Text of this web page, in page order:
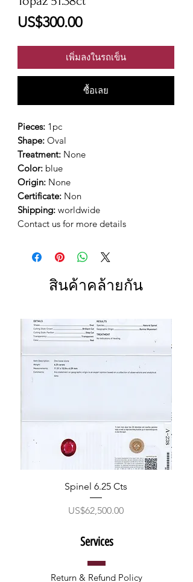
US$300.00ราคา
เพิ่มลงในรถเข็น
ซื้อเลย
Pieces: 1pc
Shape: Oval
Treatment: None
Color: blue
Origin: None
Certificate: Non
Shipping: worldwide
Contact us for more details
สินค้าคล้ายกัน
Spinel 6.25 Cts
ราคา
US$62,500.00
Services
Return & Refund Policy